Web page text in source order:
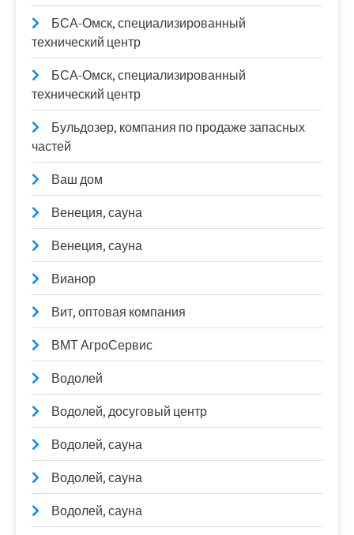
БСА-Омск, специализированный
технический центр
БСА-Омск, специализированный
технический центр
Бульдозер, компания по продаже запасных
частей
Ваш дом
Венеция, сауна
Венеция, сауна
Вианор
Вит, оптовая компания
ВМТ АгроСервис
Водолей
Водолей, досуговый центр
Водолей, сауна
Водолей, сауна
Водолей, сауна